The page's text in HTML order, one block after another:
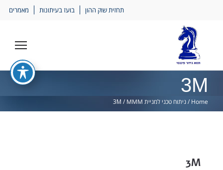
תחזית שוק ההון בועז בעיתונות מאמרים
3M
Home
/ניתוח טכני למניית MMM /
3M
3M